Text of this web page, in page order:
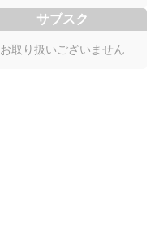
サブスク
お取り扱いございません